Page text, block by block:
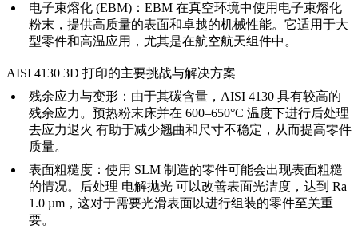
电子束熔化 (EBM)： EBM 在真空环境中使用电子束熔化
粉末，提供高质量的表面和卓越的机械性能。它适用于大
型零件和高温应用，尤其是在航空航天组件中。
AISI 4130 3D 打印的主要挑战与解决方案
残余应力与变形： 由于其碳含量，AISI 4130 具有较高的
残余应力。预热粉末床并在 600–650°C 温度下进行后处理
去应力退火 有助于减少翘曲和尺寸不稳定，从而提高零件
质量。
表面粗糙度： 使用 SLM 制造的零件可能会出现表面粗糙
的情况。后处理 电解抛光 可以改善表面光洁度，达到 Ra
1.0 µm，这对于需要光滑表面以进行组装的零件至关重
要。